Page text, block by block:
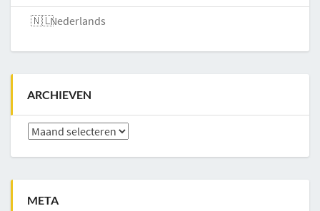
Nederlands
ARCHIEVEN
Archieven
META